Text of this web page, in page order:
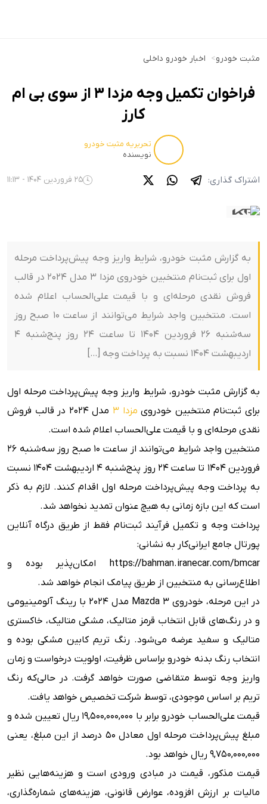
مثبت خودرو> اخبار خودرو داخلی
فراخوان تکمیل وجه مزدا 3 از سوی بی ام
کارز
تحریریه مثبت خودرو
نویسنده
اشتراک گذاری: 25 فروردین 1404 - 11:13
به گزارش مثبت خودرو، شرایط واریز وجه پیش‌پرداخت مرحله
اول برای ثبت‌نام منتخبین خودروی مزدا 3 مدل 2024 در قالب
فروش نقدی مرحله‌ای و با قیمت علی‌الحساب اعلام شده
است. منتخبین واجد شرایط می‌توانند از ساعت 10 صبح روز
سه‌شنبه ۲۶ فروردین ۱۴۰۴ تا ساعت ۲۴ روز پنج‌شنبه ۴
اردیبهشت ۱۴۰۴ نسبت به پرداخت وجه […]
به گزارش مثبت خودرو، شرایط واریز وجه پیش‌پرداخت مرحله اول
برای ثبت‌نام منتخبین خودروی مزدا 3
مدل 2024 در قالب فروش
نقدی مرحله‌ای و با قیمت علی‌الحساب اعلام شده است.
منتخبین واجد شرایط می‌توانند از ساعت 10 صبح روز سه‌شنبه ۲۶
فروردین ۱۴۰۴ تا ساعت ۲۴ روز پنج‌شنبه ۴ اردیبهشت ۱۴۰۴ نسبت
به پرداخت وجه پیش‌پرداخت مرحله اول اقدام کنند. لازم به ذکر
است که این بازه زمانی به هیچ عنوان تمدید نخواهد شد.
پرداخت وجه و تکمیل فرآیند ثبت‌نام فقط از طریق درگاه آنلاین
پورتال جامع ایرانی‌کار به نشانی:
https://bahman.iranecar.com/bmcar امکان‌پذیر بوده و
اطلاع‌رسانی به منتخبین از طریق پیامک انجام خواهد شد.
در این مرحله، خودروی Mazda 3 مدل 2024 با رینگ آلومینیومی
و در رنگ‌های قابل انتخاب قرمز متالیک، مشکی متالیک، خاکستری
متالیک و سفید عرضه می‌شود. رنگ تریم کابین مشکی بوده و
انتخاب رنگ بدنه خودرو براساس ظرفیت، اولویت درخواست و زمان
واریز وجه توسط متقاضی صورت خواهد گرفت. در حالی‌که رنگ
تریم بر اساس موجودی، توسط شرکت تخصیص خواهد یافت.
قیمت علی‌الحساب خودرو برابر با ۱۹,۵۰۰,۰۰۰,۰۰۰ ریال تعیین شده و
مبلغ پیش‌پرداخت مرحله اول معادل ۵۰ درصد از این مبلغ، یعنی
۹,۷۵۰,۰۰۰,۰۰۰ ریال خواهد بود.
قیمت مذکور، قیمت در مبادی ورودی است و هزینه‌هایی نظیر
مالیات بر ارزش افزوده، عوارض قانونی، هزینه‌های شماره‌گذاری،